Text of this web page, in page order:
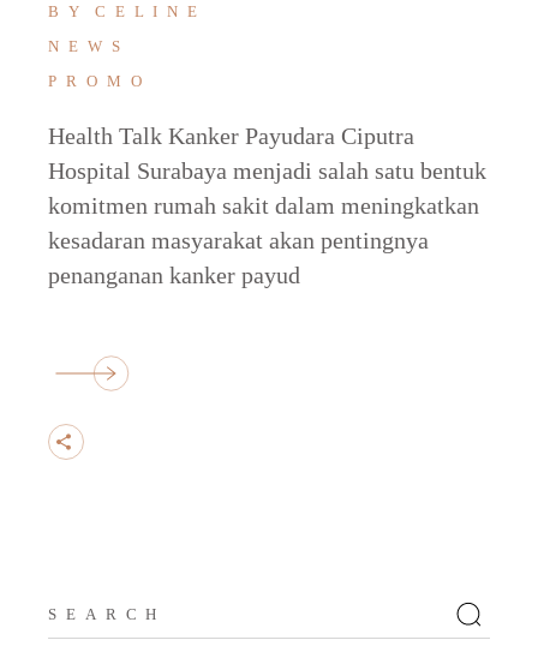
BY
CELINE
NEWS
PROMO
Health Talk Kanker Payudara Ciputra
Hospital Surabaya menjadi salah satu bentuk
komitmen rumah sakit dalam meningkatkan
kesadaran masyarakat akan pentingnya
penanganan kanker payud